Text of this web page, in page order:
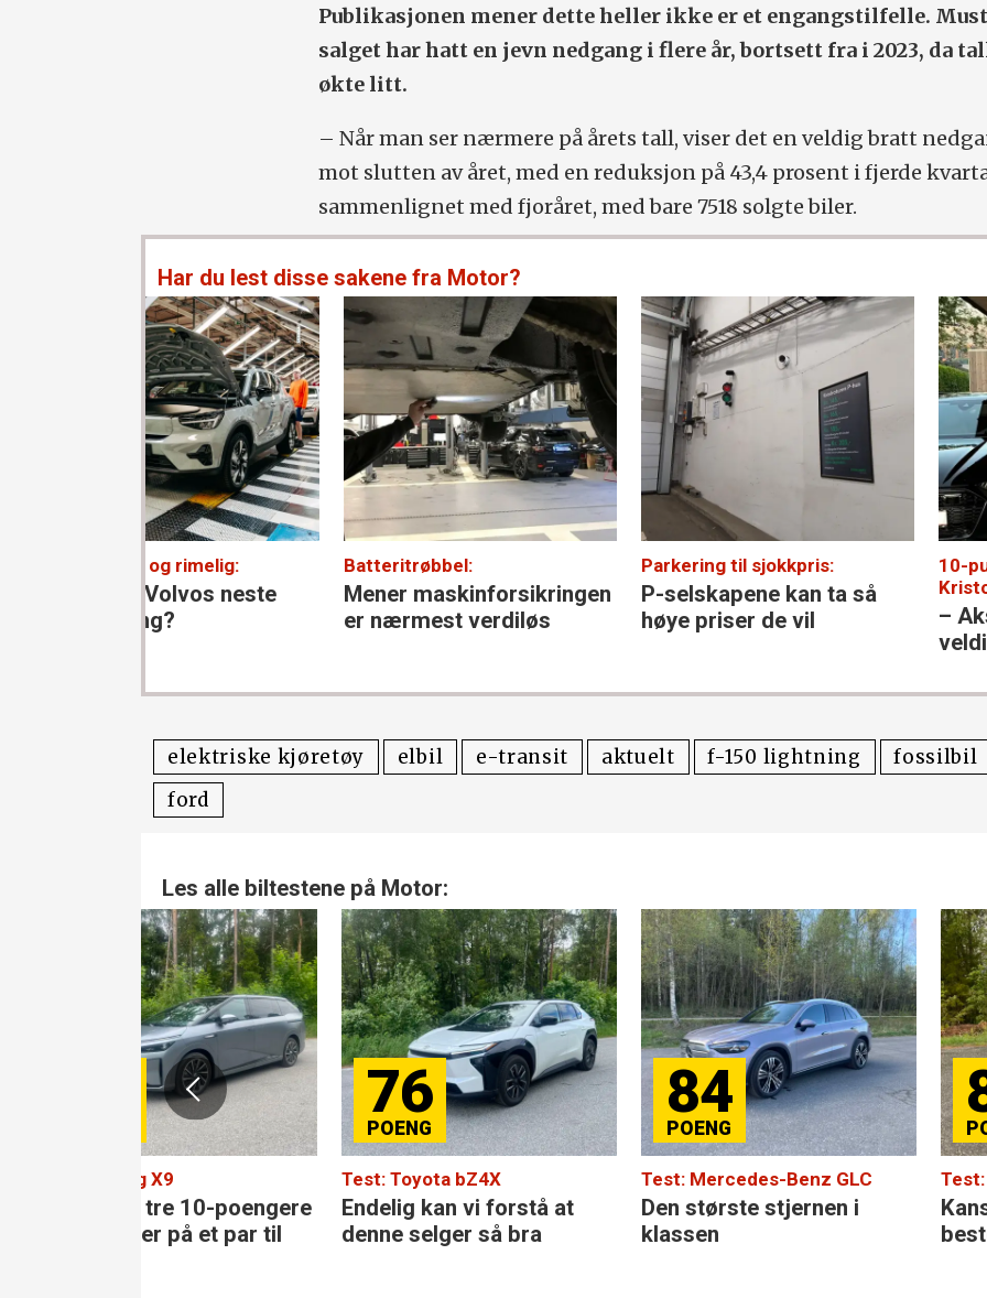
Publikasjonen mener dette heller ikke er et engangstilfelle.
salget har hatt en jevn nedgang i flere år, bortsett fra i 2023, da
økte litt.
– Når man ser nærmere på årets tall, viser det en veldig bratt
mot slutten av året, med en reduksjon på 43,4 prosent i fjerde
sammenlignet med fjoråret, med bare 7518 solgte biler.
Har du lest disse sakene fra Motor?
Batteritrøbbel:
Mener maskin­forsikringen
er nærmest verdiløs
Parkering til sjokkpris:
P-selskapene kan ta så
høye priser de vil
10-punktsjekken med
Kristoffersen:
– Akselerasjon og lyd
elektriske kjøretøy elbil e-transit aktuelt f-150 lightning fossilbil
ford
Les alle biltestene på Motor:
76
Test: Toyota bZ4X
Endelig kan vi forstå at
denne selger så bra
84
Test: Mercedes-Benz GLC
Den største stjernen i
klassen
81
Test: BYD Atto EVO
Kanskje er dette årets